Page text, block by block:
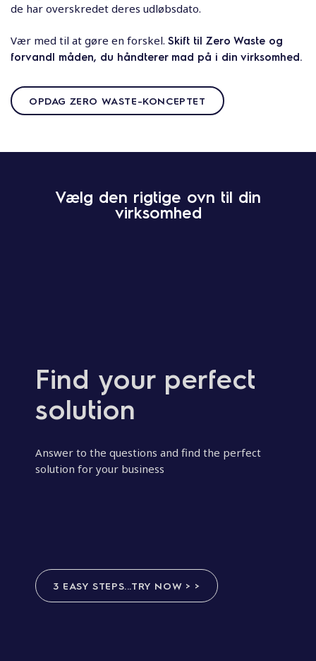
de har overskredet deres udløbsdato.
Vær med til at gøre en forskel. Skift til Zero Waste og
forvandl måden, du håndterer mad på i din virksomhed.
OPDAG ZERO WASTE-KONCEPTET
Vælg den rigtige ovn til din
virksomhed
Find your perfect
solution
Answer to the questions and find the perfect
solution for your business
3 EASY STEPS...TRY NOW > >